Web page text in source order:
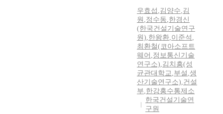
우효섭 ,김양수,김
원 ,정수동,한경신
(한국건설기술연구
원),한왕환,이준석 ,
최환철(코아소프트
웨어 ,정보통신기술
연구소),김치흥(성
균관대학교,부설 ,생
산기술연구소),건설
부,한강홍수통제소
한국건설기술연
구원